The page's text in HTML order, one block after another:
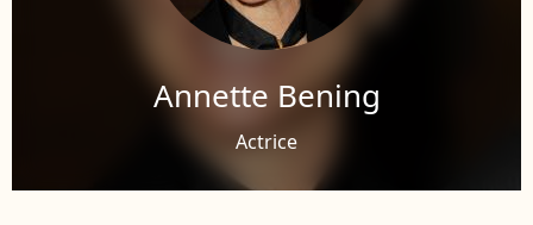
Annette Bening
Actrice